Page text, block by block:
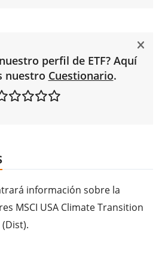
perfil de ETF? Aquí
nuestro Cuestionario.
información sobre la
MSCI USA Climate Transition
(Dist).